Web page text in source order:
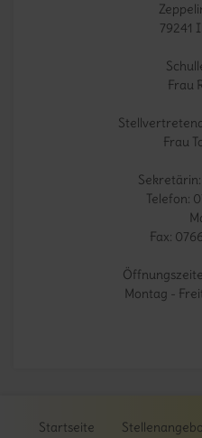
79241
Frau
Frau
Sekretärin
Telefon:
Fax:
Montag -
Startseite